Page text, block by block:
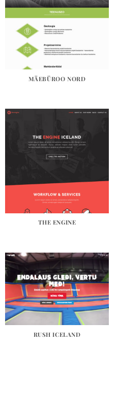
MÄEBÜROO NORD
THE ENGINE
RUSH ICELAND